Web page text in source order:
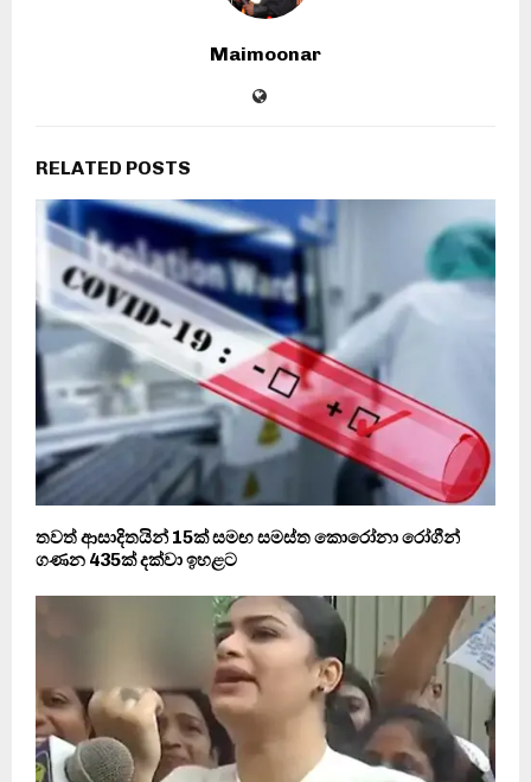
Maimoonar
RELATED POSTS
තවත් ආසාදිතයින් 15ක් සමඟ සමස්ත කොරෝනා රෝගීන්
ගණන 435ක් දක්වා ඉහළට